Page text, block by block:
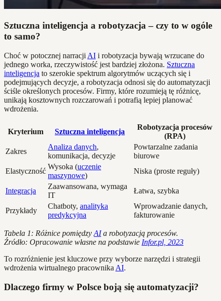
Sztuczna inteligencja a robotyzacja – czy to w ogóle
to samo?
Choć w potocznej narracji AI i robotyzacja bywają wrzucane do
jednego worka, rzeczywistość jest bardziej złożona. Sztuczna
inteligencja to szerokie spektrum algorytmów uczących się i
podejmujących decyzje, a robotyzacja odnosi się do automatyzacji
ściśle określonych procesów. Firmy, które rozumieją tę różnicę,
unikają kosztownych rozczarowań i potrafią lepiej planować
wdrożenia.
Kryterium Sztuczna inteligencja
Robotyzacja procesów
(RPA)
Zakres
Analiza danych,
komunikacja, decyzje
Powtarzalne zadania
biurowe
Elastyczność
Wysoka (uczenie
maszynowe)
Niska (proste reguły)
Integracja
Zaawansowana, wymaga
IT
Łatwa, szybka
Przykłady
Chatboty, analityka
predykcyjna
Wprowadzanie danych,
fakturowanie
Tabela 1: Różnice pomiędzy AIa robotyzacją procesów.
Źródło: Opracowanie własne na podstawie Infor.pl, 2023
To rozróżnienie jest kluczowe przy wyborze narzędzi i strategii
wdrożenia wirtualnego pracownika AI.
Dlaczego firmy w Polsce boją się automatyzacji?